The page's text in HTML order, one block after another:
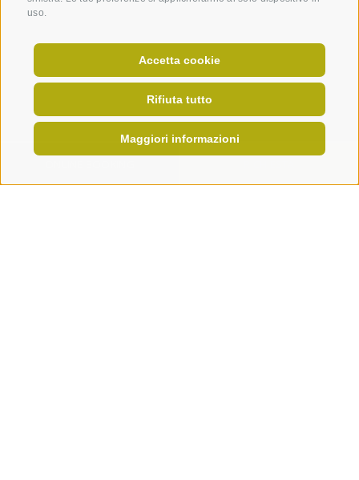
uso.
Accetta cookie
Rifiuta tutto
Maggiori informazioni